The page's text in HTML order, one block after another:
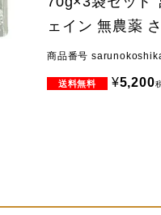
ェイン 無農薬
商品番号
¥5,200